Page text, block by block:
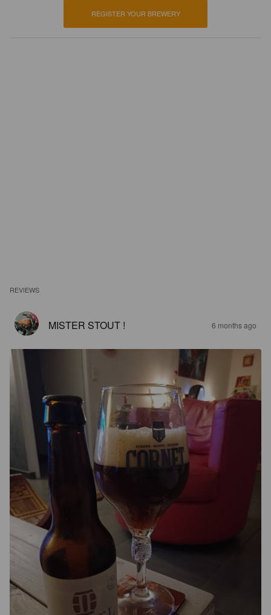
REGISTER YOUR BREWERY
REVIEWS
MISTER STOUT ! 6 months ago